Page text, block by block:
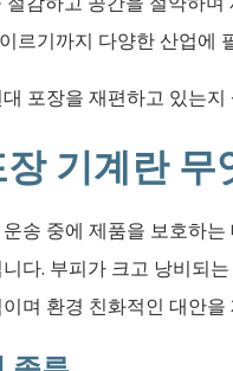
르기까지 다양한 산업에
포장을 재편하고 있는지
기계란 무
송 중에 제품을 보호하
다. 부피가 크고 낭비되
며 환경 친화적인 대안을